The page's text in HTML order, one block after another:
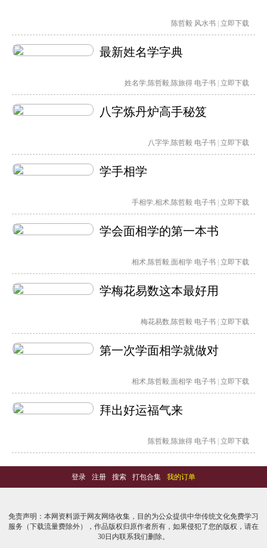
陈哲毅 风水书 | 立即下载
最新姓名学字典
姓名学 陈哲毅 陈旅得 电子书 | 立即下载
八字炼丹炉高手秘笈
八字学 陈哲毅 电子书 | 立即下载
学手相学
手相学 相术 陈哲毅 电子书 | 立即下载
学会面相学的第一本书
相术 陈哲毅 面相学 电子书 | 立即下载
学梅花易数这本最好用
梅花易数 陈哲毅 电子书 | 立即下载
第一次学面相学就做对
相术 陈哲毅 面相学 电子书 | 立即下载
拜出好运福气来
陈哲毅 陈旅得 电子书 | 立即下载
登录 - 注册 - 搜索 - 打包合集 - 我的订单
免责声明：本网资料源于网友网络收集，目的为公众提供中华传统文化免费学习
服务（下载流量费除外），作品版权归原作者所有，如果侵犯了您的版权，请在
30日内联系我们删除。